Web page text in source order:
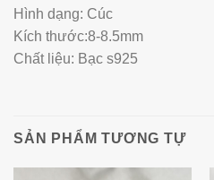
Hình dạng: Cúc
Kích thước:8-8.5mm
Chất liệu: Bạc s925
SẢN PHẨM TƯƠNG TỰ